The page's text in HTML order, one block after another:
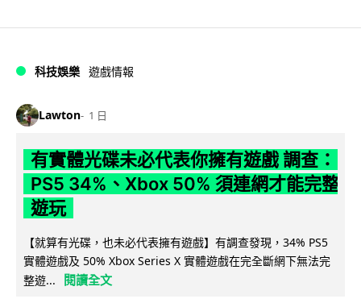
科技娛樂 遊戲情報
Lawton 1 日
有實體光碟未必代表你擁有遊戲 調查：
PS5 34%、Xbox 50% 須連網才能完整
遊玩
【就算有光碟，也未必代表擁有遊戲】有調查發現，34% PS5
實體遊戲及 50% Xbox Series X 實體遊戲在完全斷網下無法完
整遊...
閱讀全文